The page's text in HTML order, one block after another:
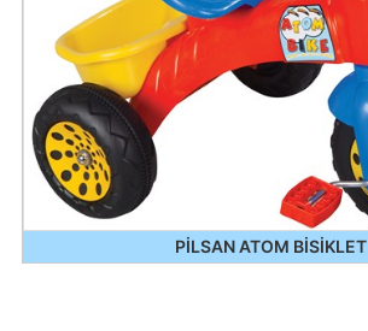
PİLSAN ATOM BİSİKLET